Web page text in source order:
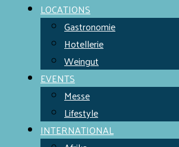
LOCATIONS
Gastronomie
Hotellerie
Weingut
EVENTS
Messe
Lifestyle
INTERNATIONAL